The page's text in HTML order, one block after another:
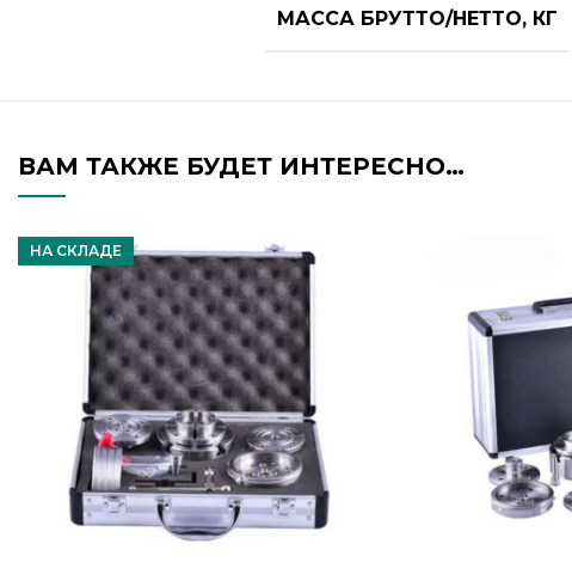
МАССА БРУТТО/НЕТТО, КГ
ВАМ ТАКЖЕ БУДЕТ ИНТЕРЕСНО…
НА СКЛАДЕ